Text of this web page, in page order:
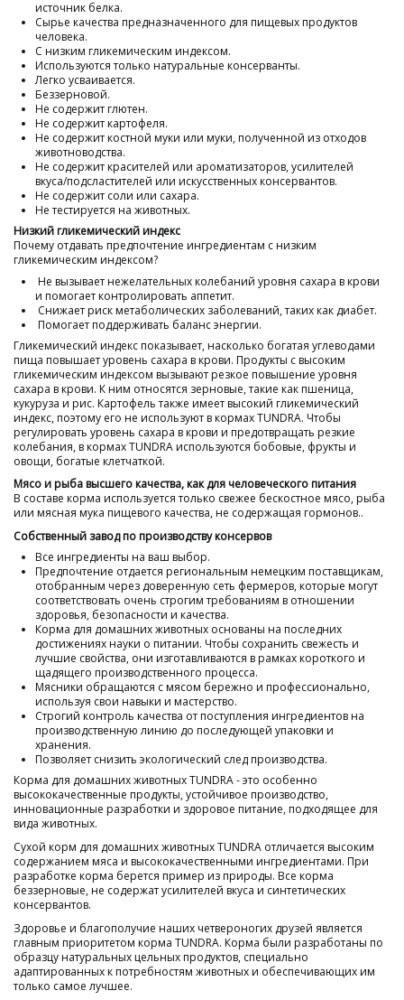
источник белка.
Сырье качества предназначенного для пищевых продуктов
человека.
С низким гликемическим индексом.
Используются только натуральные консерванты.
Легко усваивается.
Беззерновой.
Не содержит глютен.
Не содержит картофеля.
Не содержит костной муки или муки, полученной из отходов
животноводства.
Не содержит красителей или ароматизаторов, усилителей
вкуса/подсластителей или искусственных консервантов.
Не содержит соли или сахара.
Не тестируется на животных.
Низкий гликемический индекс
Почему отдавать предпочтение ингредиентам с низким
гликемическим индексом?
Не вызывает нежелательных колебаний уровня сахара в крови
и помогает контролировать аппетит.
Снижает риск метаболических заболеваний, таких как диабет.
Помогает поддерживать баланс энергии.
Гликемический индекс показывает, насколько богатая углеводами
пища повышает уровень сахара в крови. Продукты с высоким
гликемическим индексом вызывают резкое повышение уровня
сахара в крови. К ним относятся зерновые, такие как пшеница,
кукуруза и рис. Картофель также имеет высокий гликемический
индекс, поэтому его не используют в кормах TUNDRA. Чтобы
регулировать уровень сахара в крови и предотвращать резкие
колебания, в кормах TUNDRA используются бобовые, фрукты и
овощи, богатые клетчаткой.
Мясо и рыба высшего качества, как для человеческого питания
В составе корма используется только свежее бескостное мясо, рыба
или мясная мука пищевого качества, не содержащая гормонов..
Собственный завод по производству консервов
Все ингредиенты на ваш выбор.
Предпочтение отдается региональным немецким поставщикам,
отобранным через доверенную сеть фермеров, которые могут
соответствовать очень строгим требованиям в отношении
здоровья, безопасности и качества.
Корма для домашних животных основаны на последних
достижениях науки о питании. Чтобы сохранить свежесть и
лучшие свойства, они изготавливаются в рамках короткого и
щадящего производственного процесса.
Мясники обращаются с мясом бережно и профессионально,
используя свои навыки и мастерство.
Строгий контроль качества от поступления ингредиентов на
производственную линию до последующей упаковки и
хранения.
Позволяет снизить экологический след производства.
Корма для домашних животных TUNDRA - это особенно
высококачественные продукты, устойчивое производство,
инновационные разработки и здоровое питание, подходящее для
вида животных.
Сухой корм для домашних животных TUNDRA отличается высоким
содержанием мяса и высококачественными ингредиентами. При
разработке корма берется пример из природы. Все корма
беззерновые, не содержат усилителей вкуса и синтетических
консервантов.
Здоровье и благополучие наших четвероногих друзей является
главным приоритетом корма TUNDRA. Корма были разработаны по
образцу натуральных цельных продуктов, специально
адаптированных к потребностям животных и обеспечивающих им
только самое лучшее.